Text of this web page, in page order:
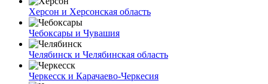
Херсон и Херсонская область
Чебоксары и Чувашия
Челябинск и Челябинская область
Черкесск и Карачаево-Черкесия